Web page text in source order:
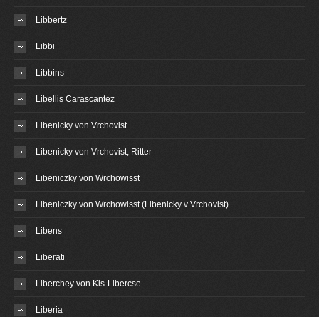
Libbertz
Libbi
Libbins
Libellis Carascantez
Libenicky von Vrchovist
Libenicky von Vrchovist, Ritter
Libeniczky von Wrchowisst
Libeniczky von Wrchowisst (Libenicky v Vrchovist)
Libens
Liberati
Liberchey von Kis-Libercse
Liberia